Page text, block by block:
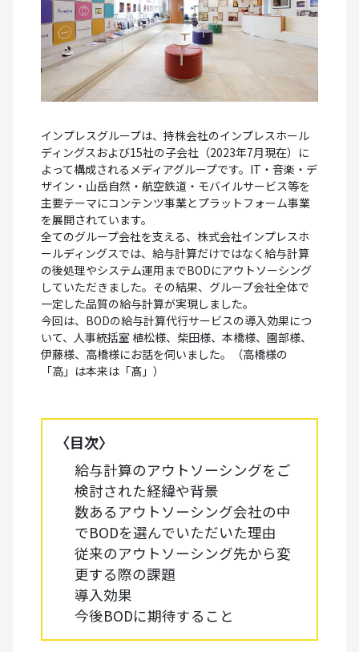
インプレスグループは、持株会社のインプレスホール
ディングスおよび15社の子会社（2023年7月現在）に
よって構成されるメディアグループです。IT・音楽・デ
ザイン・山岳自然・航空鉄道・モバイルサービス等を
主要テーマにコンテンツ事業とプラットフォーム事業
を展開されています。
全てのグループ会社を支える、株式会社インプレスホ
ールディングスでは、給与計算だけではなく給与計算
の後処理やシステム運用までBODにアウトソーシング
していただきました。その結果、グループ会社全体で
一定した品質の給与計算が実現しました。
今回は、BODの給与計算代行サービスの導入効果につ
いて、人事統括室 植松様、柴田様、本橋様、園部様、
伊藤様、高橋様にお話を伺いました。（高橋様の
「高」は本来は「髙」）
〈目次〉
給与計算のアウトソーシングをご
検討された経緯や背景
数あるアウトソーシング会社の中
でBODを選んでいただいた理由
従来のアウトソーシング先から変
更する際の課題
導入効果
今後BODに期待すること